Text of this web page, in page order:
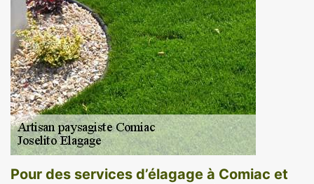
Pour des services d’élagage à Comiac et